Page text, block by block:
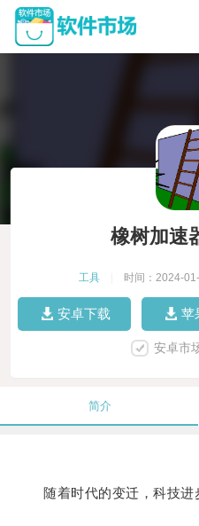
橡树加速
工具 时间：2024-
安卓下载 苹
安卓市
简介
随着时代的变迁，科技进